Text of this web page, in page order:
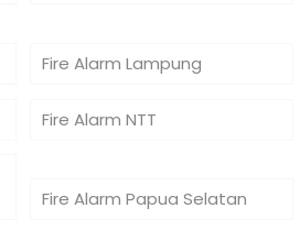
Fire Alarm Lampung
Fire Alarm NTT
Fire Alarm Papua Selatan